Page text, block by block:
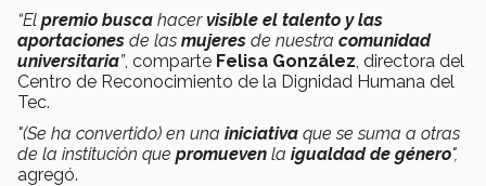
“El premio busca hacervisible el talento y las
aportaciones de las mujeres de nuestra comunidad
universitaria”, comparte Felisa González , directora del
Centro de Reconocimiento de la Dignidad Humana del
Tec.
"(Se ha convertido) en una iniciativa que se suma a otras
de la institución que promueven la igualdad de género",
agregó.